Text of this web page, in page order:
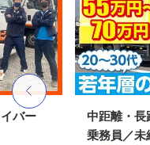
バー
中距離・長
乗務員／未